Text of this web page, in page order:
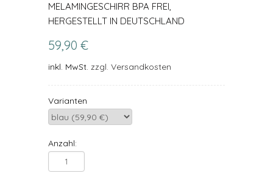
MELAMINGESCHIRR BPA FREI,
HERGESTELLT IN DEUTSCHLAND
59,90 €
inkl. MwSt. zzgl. Versandkosten
Varianten
Anzahl: